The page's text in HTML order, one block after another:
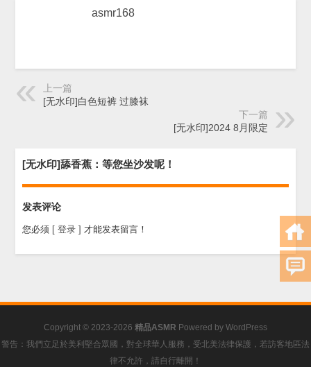
asmr168
上一篇
[无水印]白色短裤 过膝袜
下一篇
[无水印]2024 8月限定
[无水印]舔香蕉：等您坐沙发呢！
发表评论
您必须 [ 登录 ] 才能发表留言！
Copyright © 2023-2026 精品ASMR Powered by WordPress
警告：我們立足於美利堅合眾國，對全球華人服務，受北美法律保護，若訪客地區法
律不允許，請自行離開！